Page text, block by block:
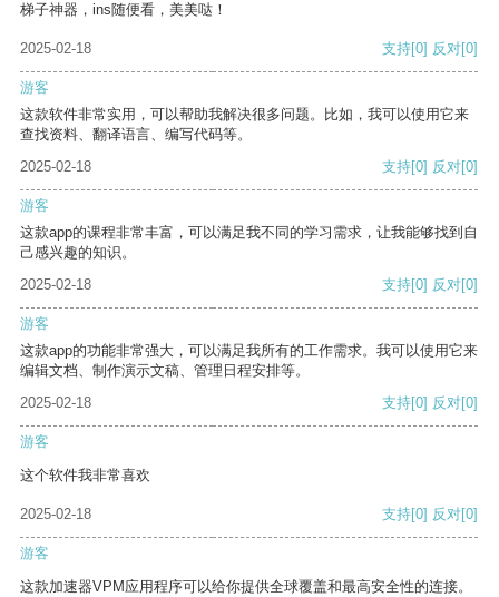
梯子神器，ins随便看，美美哒！
2025-02-18 支持[0] 反对[0]
游客
这款软件非常实用，可以帮助我解决很多问题。比如，我可以使用它来
查找资料、翻译语言、编写代码等。
2025-02-18
支持[0] 反对[0]
游客
这款app的课程非常丰富，可以满足我不同的学习需求，让我能够找到自
己感兴趣的知识。
2025-02-18
支持[0] 反对[0]
游客
这款app的功能非常强大，可以满足我所有的工作需求。我可以使用它来
编辑文档、制作演示文稿、管理日程安排等。
2025-02-18
支持[0] 反对[0]
游客
这个软件我非常喜欢
2025-02-18 支持[0] 反对[0]
游客
这款加速器VPM应用程序可以给你提供全球覆盖和最高安全性的连接。